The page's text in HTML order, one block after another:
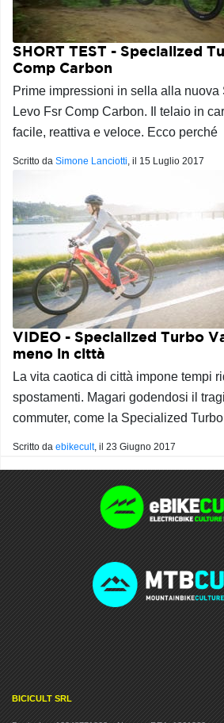
SHORT TEST - Specialized
Comp Carbon
Prime impressioni in sella alla nuova
Levo Fsr Comp Carbon. Il telaio in
facile, reattiva e veloce. Ecco perché
Scritto da Simone Lanciotti, il 15 Luglio 2017
VIDEO - Specialized Turbo
meno in città
La vita caotica di città impone tempi
spostamenti. Magari godendosi il
commuter, come la Specialized
Scritto da ebikecult, il 23 Giugno 2017
BICICULT SRL